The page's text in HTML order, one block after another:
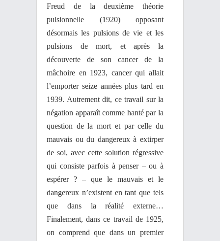
Freud de la deuxième théorie
pulsionnelle (1920) opposant
désormais les pulsions de vie et les
pulsions de mort, et après la
découverte de son cancer de la
mâchoire en 1923, cancer qui allait
l’emporter seize années plus tard en
1939. Autrement dit, ce travail sur la
négation apparaît comme hanté par la
question de la mort et par celle du
mauvais ou du dangereux à extirper
de soi, avec cette solution régressive
qui consiste parfois à penser – ou à
espérer ? – que le mauvais et le
dangereux n’existent en tant que tels
que dans la réalité externe…
Finalement, dans ce travail de 1925,
on comprend que dans un premier